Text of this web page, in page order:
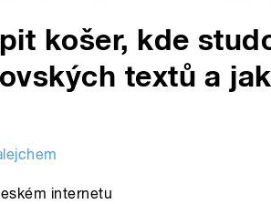
košer, kde
textů a
internetu